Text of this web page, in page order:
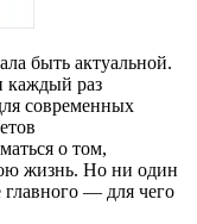
быть актуальной.
каждый раз
современных
о том,
жизнь. Но ни один
главного — для чего